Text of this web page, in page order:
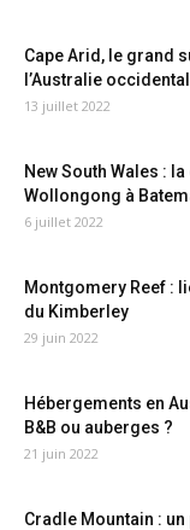
Cape Arid, le grand
l’Australie
13 juillet 2022
New South Wales :
Wollongong à
6 juillet 2022
Montgomery Reef :
du Kimberley
29 juin 2022
Hébergements en
B&B ou auberges ?
21 juin 2022
Cradle Mountain :